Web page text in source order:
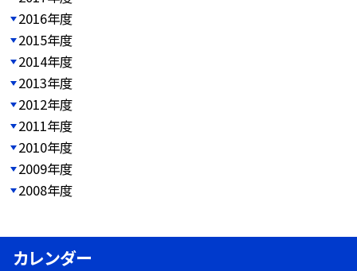
2016年度
2015年度
2014年度
2013年度
2012年度
2011年度
2010年度
2009年度
2008年度
カレンダー